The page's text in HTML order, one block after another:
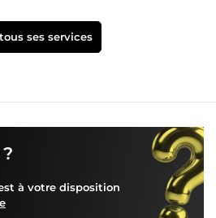
ses services
à votre disposition